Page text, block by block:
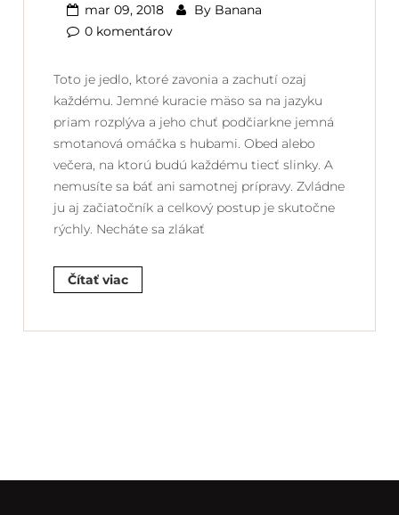
mar 09, 2018 By Banana
0 komentárov
Toto je jedlo, ktoré zavonia a zachutí ozaj
každému. Jemné kuracie mäso sa na jazyku
priam rozplýva a jeho chuť podčiarkne jemná
smotanová omáčka s hubami. Obed alebo
večera, na ktorú budú každému tiecť slinky. A
nemusíte sa báť ani samotnej prípravy. Zvládne
ju aj začiatočník a celkový postup je skutočne
rýchly. Necháte sa zlákať
Čítať viac